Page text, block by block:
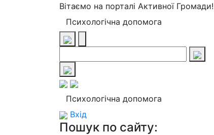
Вітаємо на порталі Активної
Психологічна допомога
Психологічна допомога
Вхід
Пошук по сайту: